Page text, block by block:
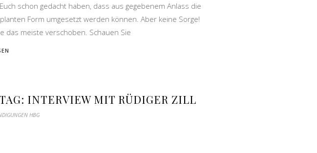
schon gedacht haben, dass aus gegebenem Anlass die
Form umgesetzt werden können. Aber keine Sorge!
das meiste verschoben. Schauen Sie
INTERVIEW MIT RÜDIGER ZILL
HBG